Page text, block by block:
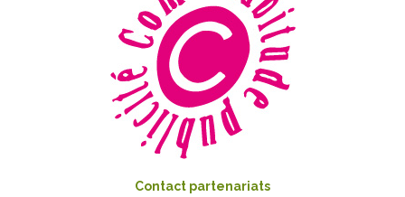
Contact partenariats